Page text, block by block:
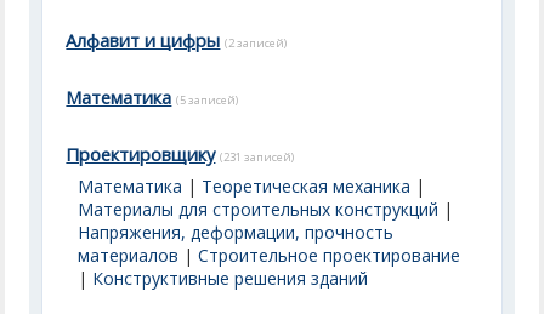
Алфавит и цифры (2 записей)
Математика (5 записей)
Проектировщику (231 записей)
Математика | Теоретическая механика |
Материалы для строительных конструкций |
Напряжения, деформации, прочность
материалов |Строительное проектирование
| Конструктивные решения зданий